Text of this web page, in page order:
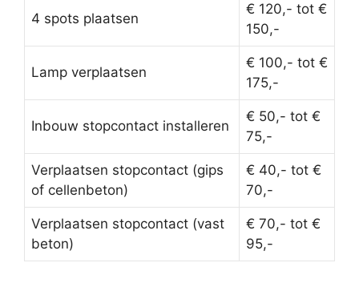
4 spots plaatsen
€ 120,- tot €
150,-
Lamp verplaatsen
€ 100,- tot €
175,-
Inbouw stopcontact installeren
€ 50,- tot €
75,-
Verplaatsen stopcontact (gips
of cellenbeton)
€ 40,- tot €
70,-
Verplaatsen stopcontact (vast
beton)
€ 70,- tot €
95,-